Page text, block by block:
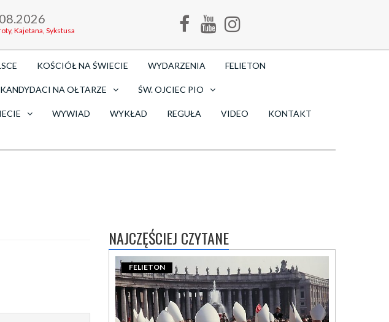
Kajetana, Sykstusa
KOŚCIÓŁ NA ŚWIECIE WYDARZENIA FELIETON
KANDYDACI NA OŁTARZE ŚW. OJCIEC PIO
WYWIAD WYKŁAD REGUŁA VIDEO KONTAKT
NAJCZĘŚCIEJ CZYTANE
FELIETON